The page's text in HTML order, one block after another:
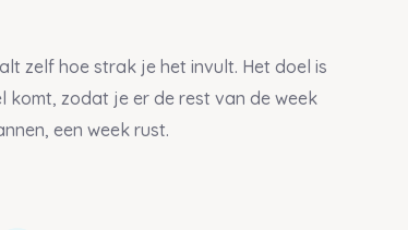
zelf hoe strak je het invult. Het doel is
komt, zodat je er de rest van de week
een week rust.